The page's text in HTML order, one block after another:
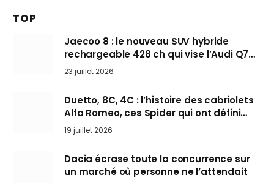
TOP
Jaecoo 8 : le nouveau SUV hybride
rechargeable 428 ch qui vise l’Audi Q7
arrive en Europe cet automne
23 juillet 2026
Duetto, 8C, 4C : l’histoire des cabriolets
Alfa Romeo, ces Spider qui ont défini
l’art de rouler cheveux au vent
19 juillet 2026
Dacia écrase toute la concurrence sur
un marché où personne ne l’attendait